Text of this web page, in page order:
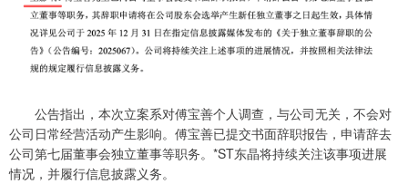
公告指出，本次立案系对傅宝善个人调查，与公司无关，不会对
公司日常经营活动产生影响。傅宝善已提交书面辞职报告，申请辞去
公司第七届董事会独立董事等职务。*ST东晶将持续关注该事项进展
情况，并履行信息披露义务。